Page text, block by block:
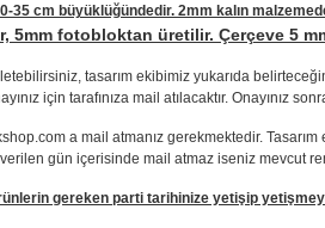
35 cm büyüklüğündedir. 2mm kalın
5mm fotobloktan üretilir. Çerçeve 5
tasarım ekibimiz yukarıda
için tarafınıza mail atılacaktır. Onayınız
a mail atmanız gerekmektedir.
gün içerisinde mail atmaz iseniz mevcut
gereken parti tarihinize yetişip